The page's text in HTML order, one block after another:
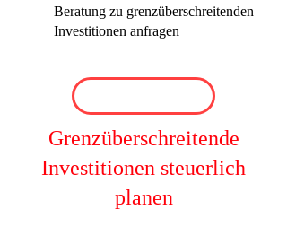
Beratung zu grenzüberschreitenden
Investitionen anfragen
Grenzüberschreitende
Investitionen steuerlich
planen